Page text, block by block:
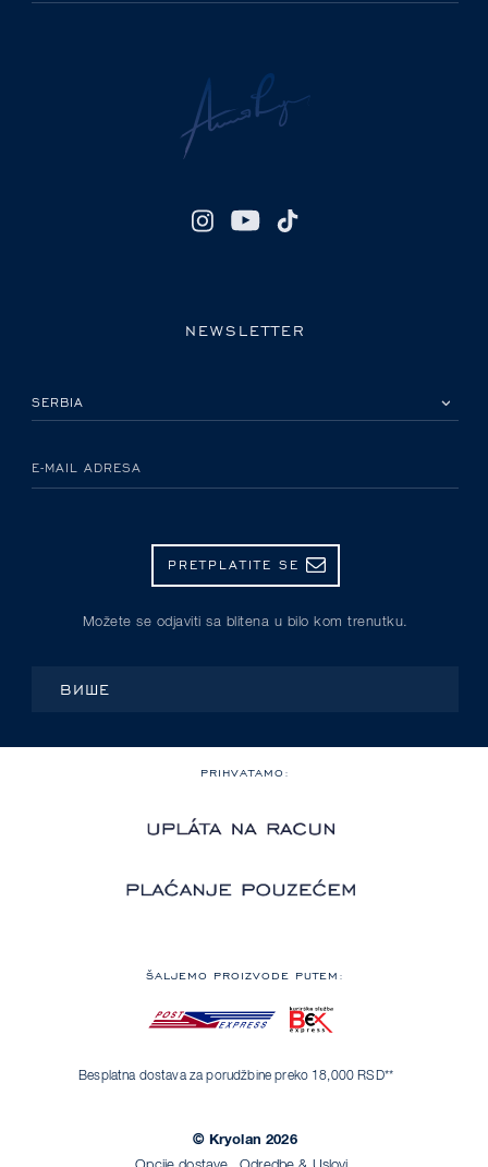
NEWSLETTER
E-MAIL ADRESA
PRETPLATITE SE
Možete se odjaviti sa blitena u bilo kom trenutku.
ВИШЕ
PRIHVATAMO:
ŠALJEMO PROIZVODE PUTEM:
Besplatna dostava za porudžbine preko 18,000 RSD**
© Kryolan 2026